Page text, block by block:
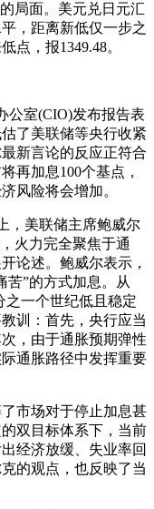
局面。美元兑日元汇
，距离新低仅一步之
点，报1349.48。
室(CIO)发布报告表
了美联储等央行收紧
新言论的反应正符合
再加息100个基点，
风险将会增加。
，美联储主席鲍威尔
火力完全聚焦于通
论述。鲍威尔表示，
苦”的方式加息。从
之一个世纪低且稳定
训：首先，央行应当
，由于通胀预期弹性
通胀路径中发挥重要
市场对于停止加息甚
双目标体系下，当前
经济放缓、失业率回
的观点，也反映了当